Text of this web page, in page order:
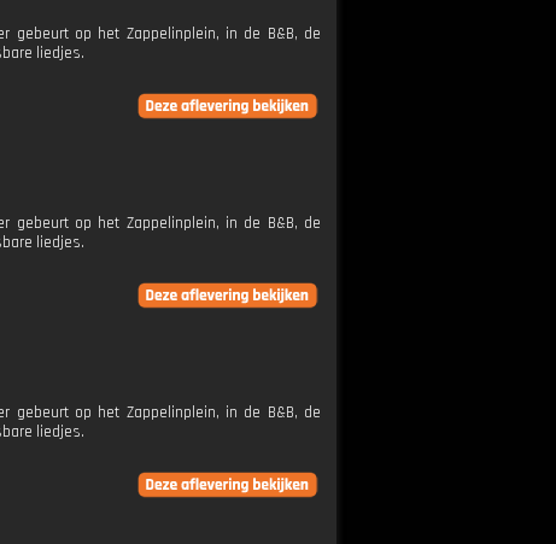
gebeurt op het Zappelinplein, in de B&B, de
liedjes.
gebeurt op het Zappelinplein, in de B&B, de
liedjes.
gebeurt op het Zappelinplein, in de B&B, de
liedjes.